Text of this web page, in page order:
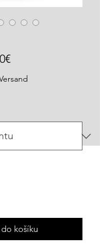
Zvýhodněná
cena
košíku